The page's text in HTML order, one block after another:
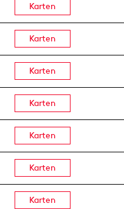
Karten
Karten
Karten
Karten
Karten
Karten
Karten